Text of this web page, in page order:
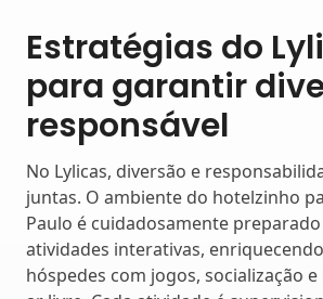
Estratégias do
para garantir
responsável
No Lylicas, diversão e
juntas. O ambiente do hotelzinho
Paulo é cuidadosamente
atividades interativas,
hóspedes com jogos, socialização